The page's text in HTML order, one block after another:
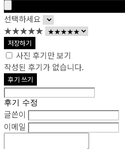
선택하세요
★★★★★
저장하기
사진 후기만 보기
작성된 후기가 없습니다.
후기 쓰기
후기 수정
글쓴이
이메일